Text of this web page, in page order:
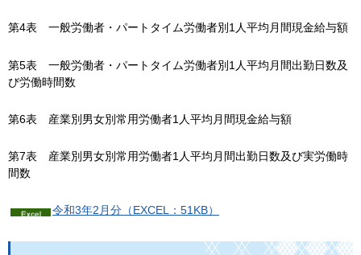
第4表 一般労働者・パートタイム労働者別1人平均月間現金給与額
第5表 一般労働者・パートタイム労働者別1人平均月間出勤日数及
び労働時間数
第6表 産業別男女別常用労働者1人平均月間現金給与額
第7表 産業別男女別常用労働者1人平均月間出勤日数及び実労働時
間数
令和3年2月分（EXCEL：51KB）